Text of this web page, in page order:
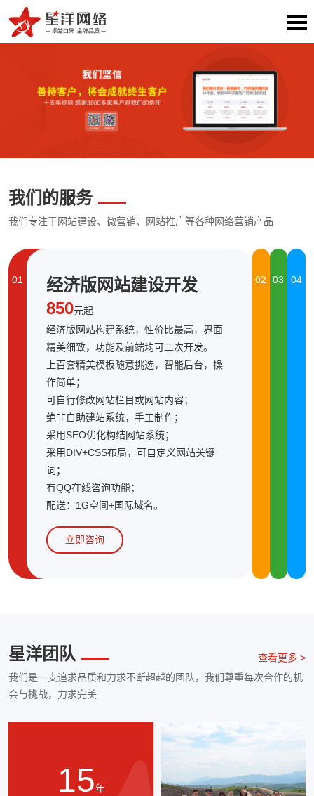
我们的服务
我们专注于网站建设、微营销、网站推广等各种网络营销产品
01
经济版网站建设开发
850元起
经济版网站构建系统，性价比最高，界面
精美细致，功能及前端均可二次开发。
上百套精美模板随意挑选，智能后台，操
作简单；
可自行修改网站栏目或网站内容；
绝非自助建站系统，手工制作；
采用SEO优化构结网站系统；
采用DIV+CSS布局，可自定义网站关键
词；
有QQ在线咨询功能；
配送：1G空间+国际域名。
立即咨询
02 03 04
查看更多 >
星洋团队
我们是一支追求品质和力求不断超越的团队，我们尊重每次合作的机
会与挑战，力求完美
15年